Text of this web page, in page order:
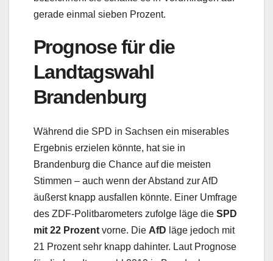
gerade einmal sieben Prozent.
Prognose für die
Landtagswahl
Brandenburg
Während die SPD in Sachsen ein miserables
Ergebnis erzielen könnte, hat sie in
Brandenburg die Chance auf die meisten
Stimmen – auch wenn der Abstand zur AfD
äußerst knapp ausfallen könnte. Einer Umfrage
des ZDF-Politbarometers zufolge läge die SPD
mit 22 Prozent vorne. Die AfD läge jedoch mit
21 Prozent sehr knapp dahinter. Laut Prognose